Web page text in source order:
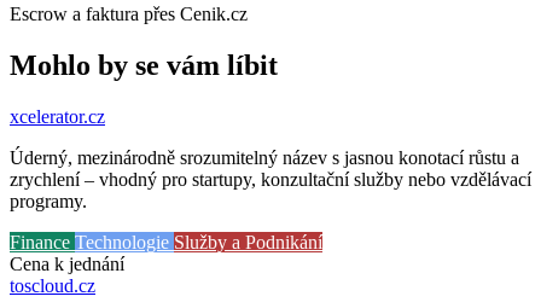
Escrow a faktura přes Cenik.cz
Mohlo by se vám líbit
xcelerator.cz
Úderný, mezinárodně srozumitelný název s jasnou konotací růstu a
zrychlení – vhodný pro startupy, konzultační služby nebo vzdělávací
programy.
Finance Technologie Služby a Podnikání
Cena k jednání
toscloud.cz